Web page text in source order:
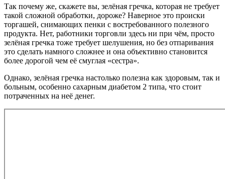
Так почему же, скажете вы, зелёная гречка, которая не требует
такой сложной обработки, дороже? Наверное это происки
торгашей, снимающих пенки с востребованного полезного
продукта. Нет, работники торговли здесь ни при чём, просто
зелёная гречка тоже требует шелушения, но без отпаривания
это сделать намного сложнее и она объективно становится
более дорогой чем её смуглая «сестра».
Однако, зелёная гречка настолько полезна как здоровым, так и
больным, особенно сахарным диабетом 2 типа, что стоит
потраченных на неё денег.